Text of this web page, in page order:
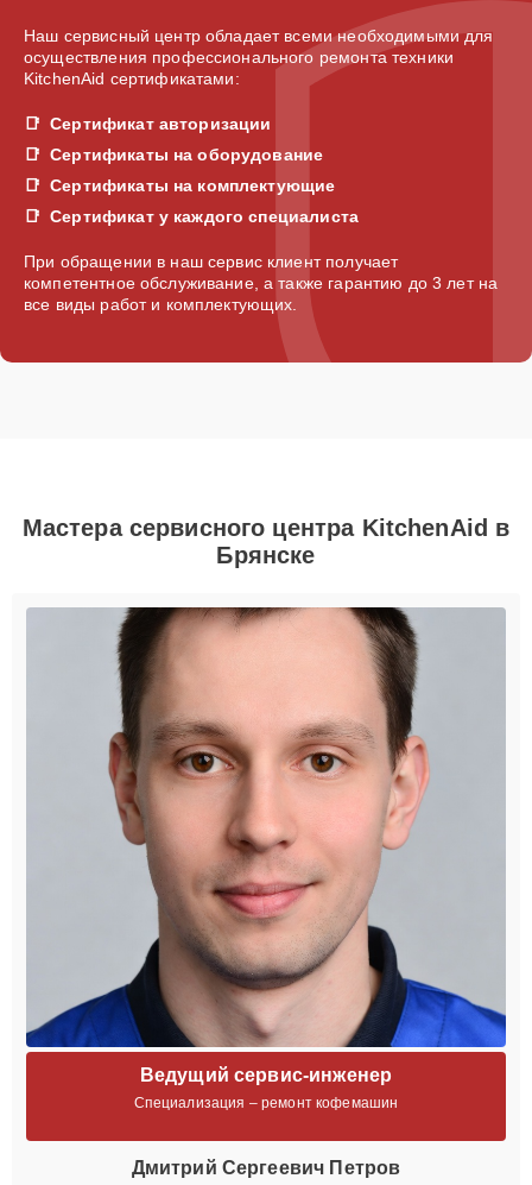
Наш сервисный центр обладает всеми необходимыми для
осуществления профессионального ремонта техники
KitchenAid сертификатами:
Сертификат авторизации
Сертификаты на оборудование
Сертификаты на комплектующие
Сертификат у каждого специалиста
При обращении в наш сервис клиент получает
компетентное обслуживание, а также гарантию до 3 лет на
все виды работ и комплектующих.
Мастера сервисного центра KitchenAid в
Брянске
Ведущий сервис-инженер
Специализация – ремонт кофемашин
Дмитрий Сергеевич Петров